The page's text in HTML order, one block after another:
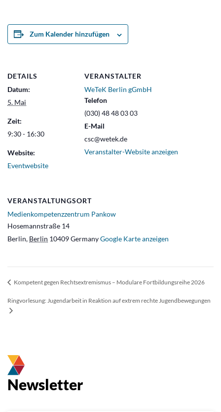
Zum Kalender hinzufügen
DETAILS
Datum:
5. Mai
Zeit:
9:30 - 16:30
Website:
Eventwebsite
VERANSTALTUNGSORT
Medienkompetenzzentrum Pankow
Hosemannstraße 14
Berlin, Berlin 10409GermanyGoogle Karte anzeigen
VERANSTALTER
WeTeK Berlin gGmbH
Telefon
(030) 48 48 03 03
E-Mail
csc@wetek.de
Veranstalter-Website anzeigen
Kompetent gegen Rechtsextremismus – Modulare Fortbildungsreihe 2026
Ringvorlesung: Jugendarbeit in Reaktion auf extrem rechte Jugendbewegungen
Newsletter